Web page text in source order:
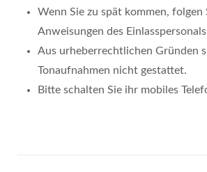
Wenn Sie zu spät kommen, folgen
Anweisungen des
Aus urheberrechtlichen Gründen
Tonaufnahmen nicht gestattet.
Bitte schalten Sie ihr mobiles